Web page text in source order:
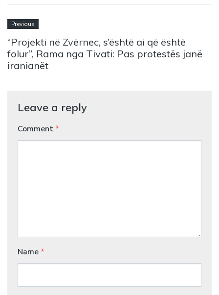
Previous
“Projekti në Zvërnec, s’është ai që është
folur”, Rama nga Tivati: Pas protestës janë
iranianët
Leave a reply
Comment *
Name *